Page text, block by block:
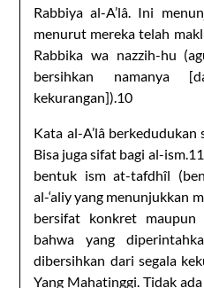
Rabbiya al-A’lâ. Ini
menurut mereka telah
Rabbika wa nazzih-hu
bersihkan namanya
kekurangan]).10
Kata al-A’lâ berkedudukan
Bisa juga sifat bagi al-
bentuk ism at-tafdhîl
al-‘aliy yang menunjukkan
bersifat konkret maupun
bahwa yang
dibersihkan dari segala
Yang Mahatinggi. Tidak